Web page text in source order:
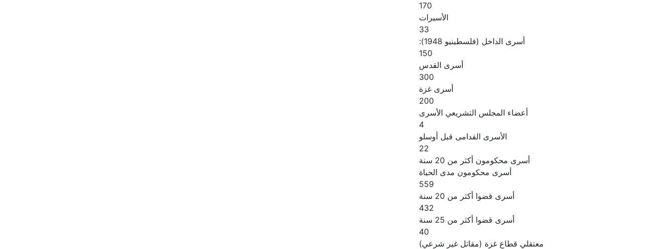
170
الأسيرات
33
أسرى الداخل (فلسطينيو 1948):
150
أسرى القدس
300
أسرى غزة
200
أعضاء المجلس التشريعي الأسرى
4
الأسرى القدامى قبل أوسلو
22
أسرى محكومون أكثر من 20 سنة
أسرى محكومون مدى الحياة
559
أسرى قضوا أكثر من 20 سنة
432
أسرى قضوا أكثر من 25 سنة
40
معتقلي قطاع غزة (مقاتل غير شرعي)